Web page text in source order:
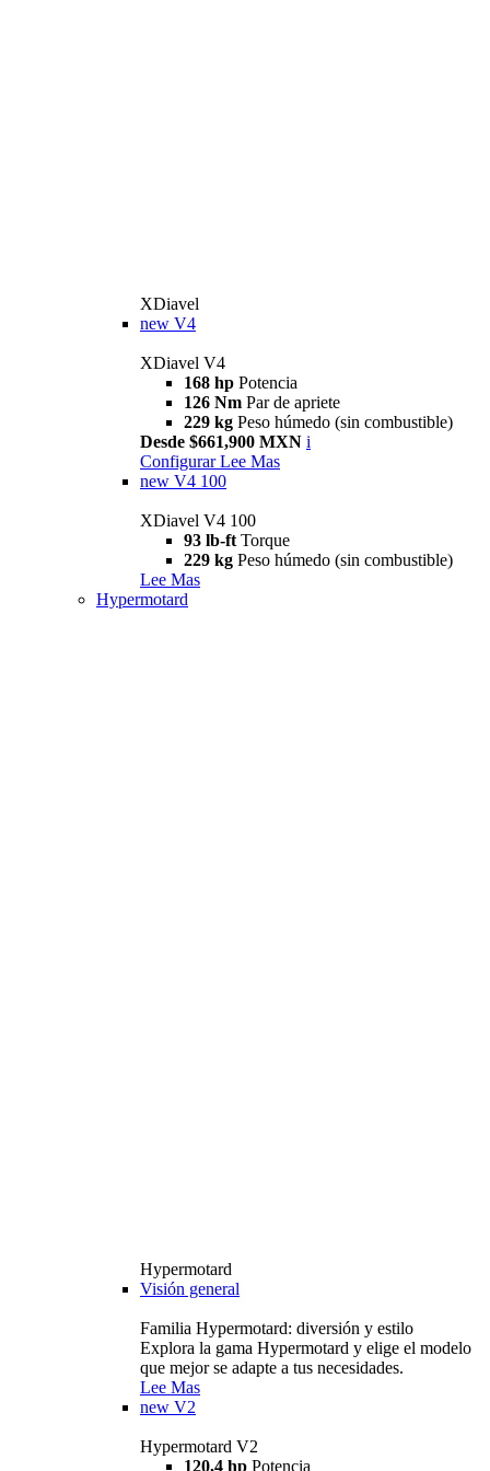
XDiavel
new V4
XDiavel V4
168 hp Potencia
126 Nm Par de apriete
229 kg Peso húmedo (sin combustible)
Desde $661,900 MXN i
Configurar Lee Mas
new V4 100
XDiavel V4 100
93 lb-ft Torque
229 kg Peso húmedo (sin combustible)
Lee Mas
Hypermotard
Hypermotard
Visión general
Familia Hypermotard: diversión y estilo
Explora la gama Hypermotard y elige el modelo
que mejor se adapte a tus necesidades.
Lee Mas
new V2
Hypermotard V2
120,4 hp Potencia